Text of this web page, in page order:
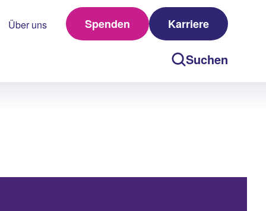
Suchen
Über uns Spenden Karriere